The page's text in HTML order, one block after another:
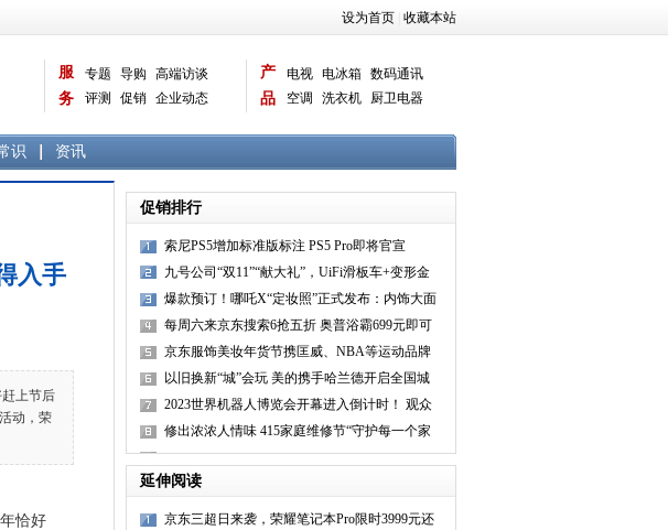
设为首页 收藏本站
服
务
专题 导购
高端访谈
评测
促销 企业动态
产
品
电视 电冰箱 数码通讯
空调
洗衣机
厨卫电器
识 资讯
入手
上节后
动，荣
恰好
促销排行
索尼PS5增加标准版标注 PS5 Pro即将官宣
九号公司“双11”“献大礼”，UiFi滑板车+变形金
刚联名款卡
爆款预订！哪吒X“定妆照”正式发布：内饰大面
积软包包覆
每周六来京东搜索6抢五折 奥普浴霸699元即可
入手
京东服饰美妆年货节携匡威、NBA等运动品牌
搭出高街风龙
以旧换新“城”会玩 美的携手哈兰德开启全国城
市巡游
2023世界机器人博览会开幕进入倒计时！ 观众
须提前一天预
修出浓浓人情味 415家庭维修节“守护每一个家
庭”
延伸阅读
京东三超日来袭，荣耀笔记本Pro限时3999元还